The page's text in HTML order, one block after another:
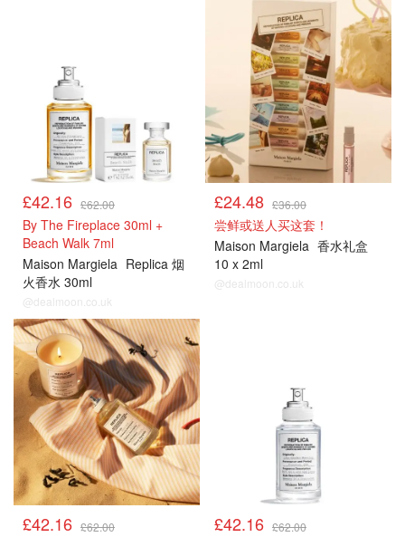
£42.16 £62.00
By The Fireplace 30ml +
Beach Walk 7ml
Maison Margiela Replica 烟
火香水 30ml
@dealmoon.co.uk
£24.48 £36.00
尝鲜或送人买这套！
Maison Margiela 香水礼盒
10 x 2ml
@dealmoon.co.uk
热门
£42.16 £62.00 £42.16 £62.00